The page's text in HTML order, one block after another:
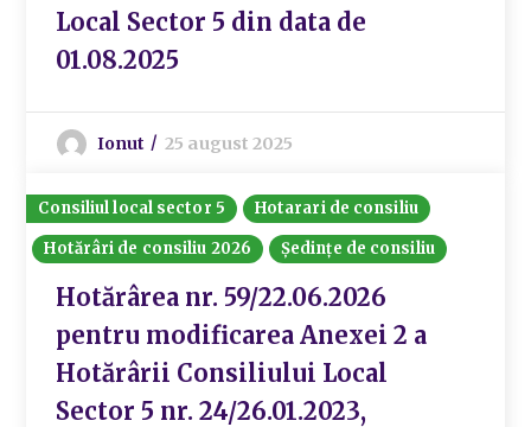
Local Sector 5 din data de
01.08.2025
Ionut 25 august 2025
Consiliul local sector 5
Hotarari de consiliu
Hotărâri de consiliu 2026
Ședințe de consiliu
Hotărârea nr. 59/22.06.2026
pentru modificarea Anexei 2 a
Hotărârii Consiliului Local
Sector 5 nr. 24/26.01.2023,